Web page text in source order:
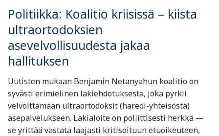
Politiikka: Koalitio kriisissä – kiista
ultraortodoksien
asevelvollisuudesta jakaa
hallituksen
Uutisten mukaan Benjamin Netanyahun koalitio on
syvästi erimielinen lakiehdotuksesta, joka pyrkii
velvoittamaan ultraortodoksit (haredi-yhteisöstä)
asepalvelukseen. Lakialoite on poliittisesti herkkä —
se yrittää vastata laajasti kritisoituun etuoikeuteen,